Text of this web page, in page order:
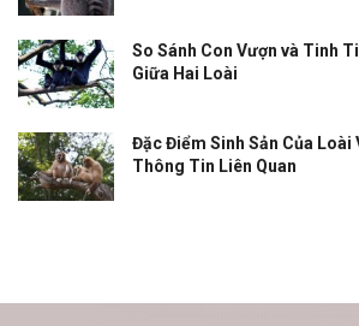
So Sánh Con Vượn và Tinh
Giữa Hai Loài
Đặc Điểm Sinh Sản Của Loài
Thông Tin Liên Quan